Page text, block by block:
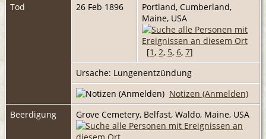
Tod
26 Feb 1896
Portland, Cumberland,
Maine, USA
[1 , 2, 5, 6, 7]
Ursache: Lungenentzündung
Notizen (Anmelden)
Beerdigung
Grove Cemetery, Belfast, Waldo, Maine, USA